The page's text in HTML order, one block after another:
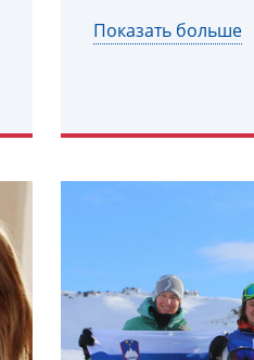
Показать больше